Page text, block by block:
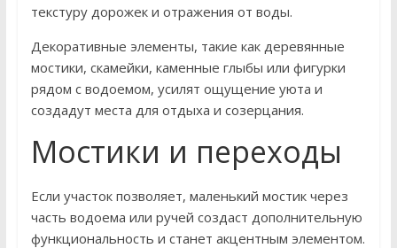
текстуру дорожек и отражения от воды.
Декоративные элементы, такие как деревянные
мостики, скамейки, каменные глыбы или фигурки
рядом с водоемом, усилят ощущение уюта и
создадут места для отдыха и созерцания.
Мостики и переходы
Если участок позволяет, маленький мостик через
часть водоема или ручей создаст дополнительную
функциональность и станет акцентным элементом.